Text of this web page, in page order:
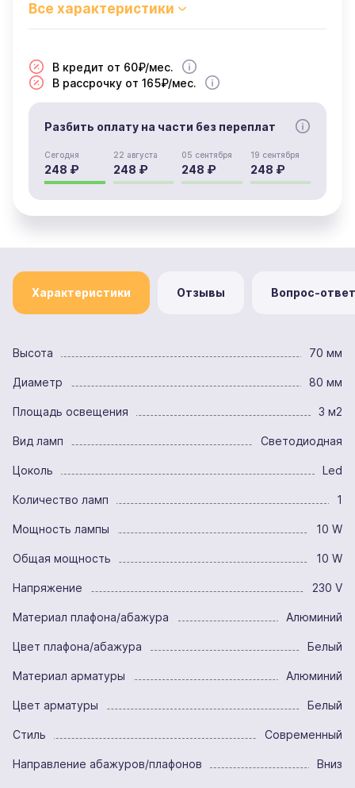
В кредит от 60₽/мес.
В рассрочку от 165₽/мес.
Разбить оплату на части без переплат
Сегодня
248 ₽
22 августа
248 ₽
05 сентября
248 ₽
19 сентября
248 ₽
Характеристики Отзывы Вопрос-ответ
Высота 70 мм
Диаметр 80 мм
Площадь освещения 3 м2
Вид ламп Светодиодная
Цоколь Led
Количество ламп 1
Мощность лампы 10 W
Общая мощность 10 W
Напряжение 230 V
Материал плафона/абажура Алюминий
Цвет плафона/абажура Белый
Материал арматуры Алюминий
Цвет арматуры Белый
Стиль Современный
Направление абажуров/плафонов Вниз